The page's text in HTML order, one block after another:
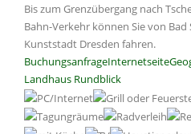
Bis zum Grenzübergang nach
Bahn-Verkehr können Sie von Bad
Kunststadt Dresden fahren.
BuchungsanfrageInternetseite
Landhaus Rundblick